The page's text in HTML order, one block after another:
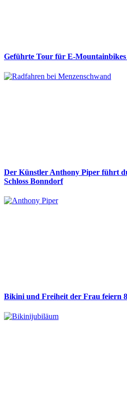
Geführte Tour für E-
Der Künstler Anthony Piper führt
Schloss Bonndorf
Bikini und Freiheit der Frau feiern